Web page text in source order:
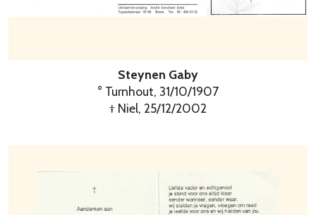
Steynen Gaby
° Turnhout, 31/10/1907
† Niel, 25/12/2002